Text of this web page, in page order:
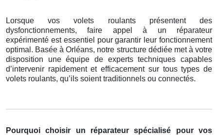
Lorsque vos volets roulants présentent des
dysfonctionnements, faire appel à un réparateur
expérimenté est essentiel pour garantir leur fonctionnement
optimal. Basée à Orléans, notre structure dédiée met à votre
disposition une équipe de experts techniques capables
d’intervenir rapidement et efficacement sur tous types de
volets roulants, qu’ils soient traditionnels ou connectés.
Pourquoi choisir un réparateur spécialisé pour vos